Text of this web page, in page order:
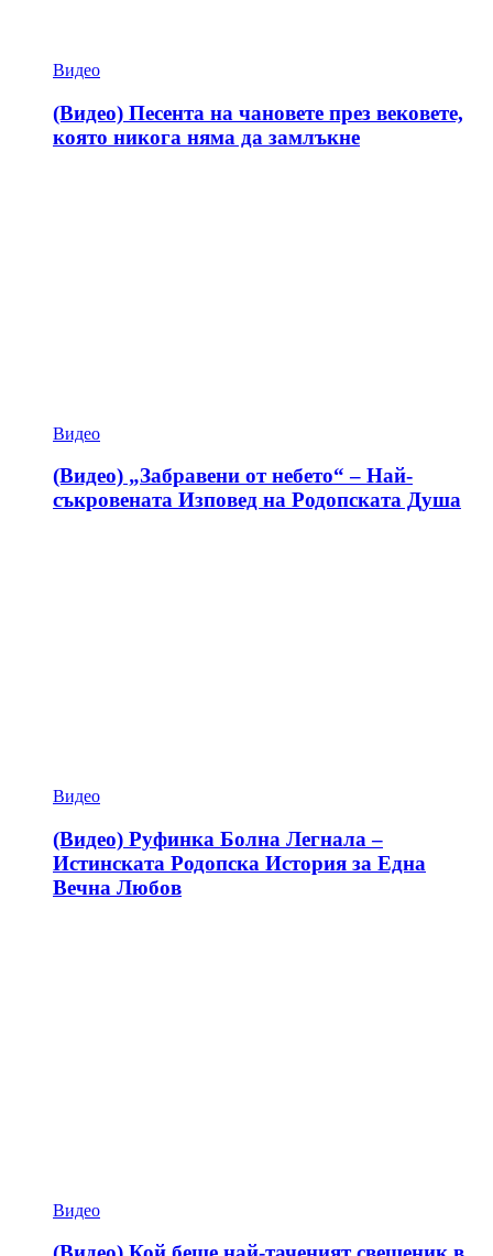
Видео
(Видео) Песента на чановете през вековете,
която никога няма да замлъкне
Видео
(Видео) „Забравени от небето“ – Най-
съкровената Изповед на Родопската Душа
Видео
(Видео) Руфинка Болна Легнала –
Истинската Родопска История за Една
Вечна Любов
Видео